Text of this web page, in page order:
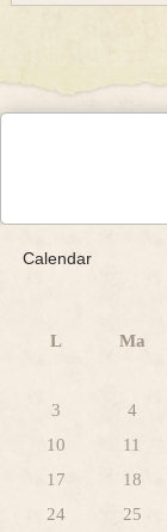
Calendar
L Ma
3
4
10
11
17
18
24
25